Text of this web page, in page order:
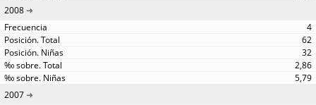
2008
4
62
32
2,86
5,79
2007